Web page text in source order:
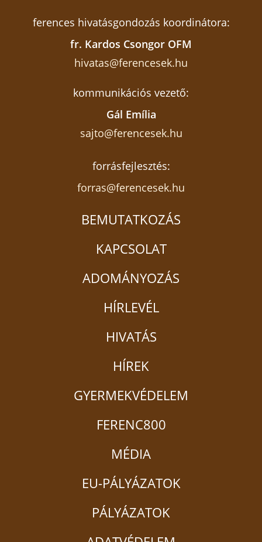
ferences hivatásgondozás koordinátora:
fr. Kardos Csongor OFM
hivatas@ferencesek.hu
kommunikációs vezető:
Gál Emília
sajto@ferencesek.hu
forrásfejlesztés:
forras@ferencesek.hu
BEMUTATKOZÁS
KAPCSOLAT
ADOMÁNYOZÁS
HÍRLEVÉL
HIVATÁS
HÍREK
GYERMEKVÉDELEM
FERENC800
MÉDIA
EU-PÁLYÁZATOK
PÁLYÁZATOK